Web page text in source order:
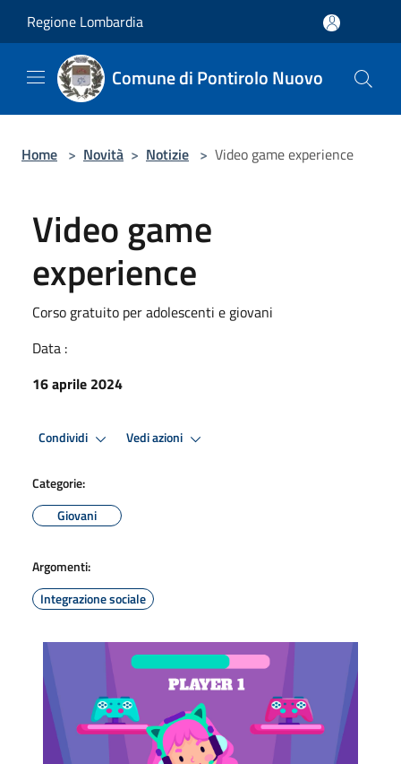
Regione Lombardia
Comune di Pontirolo Nuovo
Home > Novità > Notizie > Video game experience
Video game
experience
Corso gratuito per adolescenti e giovani
Data :
16 aprile 2024
Condividi Vedi azioni
Categorie:
Giovani
Argomenti:
Integrazione sociale